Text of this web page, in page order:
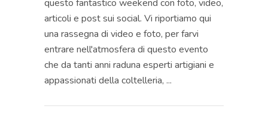
questo fantastico weekend con foto, video,
articoli e post sui social. Vi riportiamo qui
una rassegna di video e foto, per farvi
entrare nell'atmosfera di questo evento
che da tanti anni raduna esperti artigiani e
appassionati della coltelleria,